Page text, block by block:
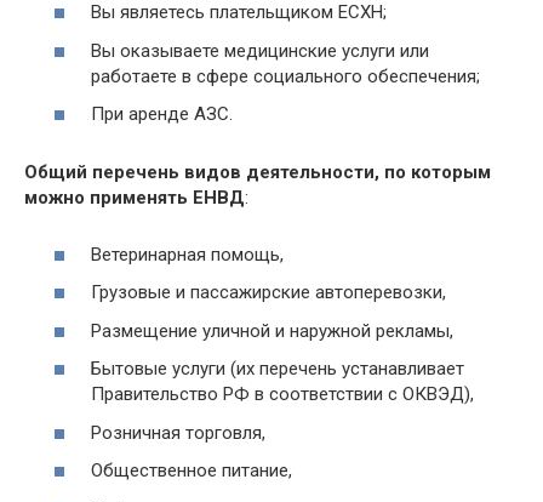
Вы являетесь плательщиком ЕСХН;
Вы оказываете медицинские услуги или
работаете в сфере социального обеспечения;
При аренде АЗС.
Общий перечень видов деятельности, по которым
можно применять ЕНВД:
Ветеринарная помощь,
Грузовые и пассажирские автоперевозки,
Размещение уличной и наружной рекламы,
Бытовые услуги (их перечень устанавливает
Правительство РФ в соответствии с ОКВЭД),
Розничная торговля,
Общественное питание,